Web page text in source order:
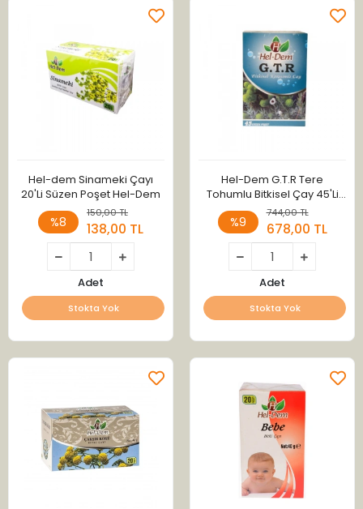
Hel-dem Sinameki Çayı
20'Li Süzen Poşet Hel-Dem
%8
150,00 TL
138,00 TL
Adet
Stokta Yok
Hel-Dem G.T.R Tere
Tohumlu Bitkisel Çay 45'Li
Süzen Poşet
%9
744,00 TL
678,00 TL
Adet
Stokta Yok